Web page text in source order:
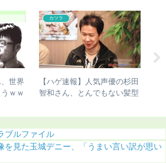
の違
き起
こどおじ・ニート
【ハゲ速報】かまいたち濱
家、ナチュラルにハゲる（画
ブルファイル
を見た玉城デニー、「うまい言い訳が思い